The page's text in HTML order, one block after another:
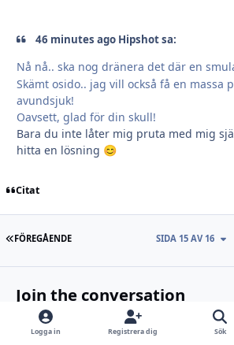
46 minutes ago Hipshot sa:
Nå nå.. ska nog dränera det där en
Skämt osido.. jag vill också få en massa
avundsjuk!
Oavsett, glad för din skull!
Bara du inte låter mig pruta med mig
hitta en lösning 😊
Citat
FÖRSTA SIDAN
FÖREGÅENDE SIDA 15 AV 16
Join the conversation
You can post now and register later. If
sign in now
to post with your account.
Logga in Registrera dig Sök